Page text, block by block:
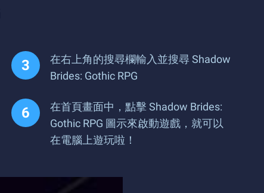
在右上角的搜尋欄輸入並搜尋 Shadow
Brides: Gothic RPG
在首頁畫面中，點擊 Shadow Brides:
Gothic RPG 圖示來啟動遊戲，就可以
在電腦上遊玩啦！